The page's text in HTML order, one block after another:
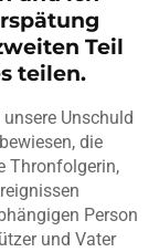
Teil
teilen.
unsere Unschuld
die
Thronfolgerin,
Person
und Vater